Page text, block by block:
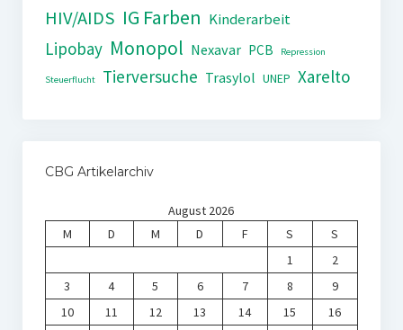
HIV/AIDS IG Farben Kinderarbeit
Lipobay Monopol Nexavar PCB Repression
Steuerflucht Tierversuche Trasylol UNEP Xarelto
CBG Artikelarchiv
August 2026
M
D M D F S
S
1
2
3
4 5 6 7 8
9
10
11 12 13 14 15
16